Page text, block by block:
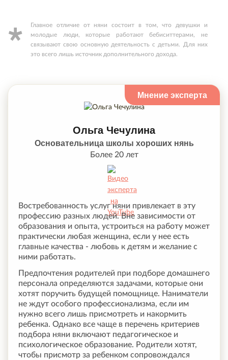
Главное отличие от няни состоит в том, что девушки и
молодые люди, которые работают бебиситтерами, не
связывают свою основную деятельность с детьми. Для них
это всего лишь источник дополнительного дохода.
Ольга Чечулина
Основательница школы хороших нянь
Более 20 лет
Востребованность услуг няни привлекает в эту
профессию разных людей. Вне зависимости от
образования и опыта, устроиться на работу может
практически любая женщина, если у нее есть
главные качества - любовь к детям и желание с
ними работать.
Предпочтения родителей при подборе домашнего
персонала определяются задачами, которые они
хотят поручить будущей помощнице. Наниматели
не ждут особого профессионализма, если им
нужно всего лишь присмотреть и накормить
ребенка. Однако все чаще в перечень критериев
подбора няни включают педагогическое и
психологическое образование. Родители хотят,
чтобы присмотр за ребенком сопровождался